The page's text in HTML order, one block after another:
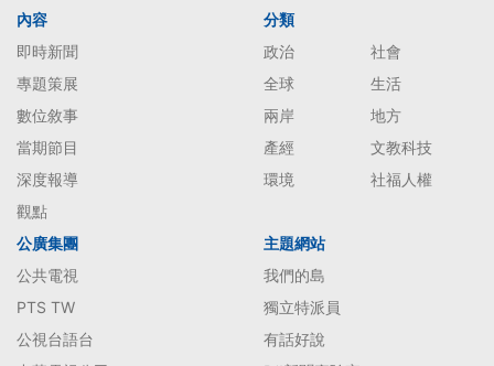
內容
即時新聞
專題策展
數位敘事
當期節目
深度報導
觀點
分類
政治
社會
全球
生活
兩岸
地方
產經
文教科技
環境
社福人權
公廣集團
公共電視
PTS TW
公視台語台
主題網站
我們的島
獨立特派員
有話好說